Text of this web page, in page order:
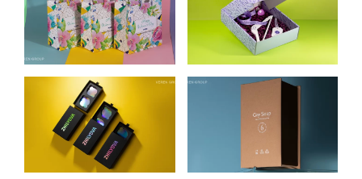
ПАКЕТЫ ДЛЯ MARS
UKRAINE
ДЛЯ ДОСТАВКИ
ОДЕЖДЫ
УПАКОВКА ДЛЯ
ZHILYOVA LINGERIE
МЫЛА РУЧНОЙ
РАБОТЫ GAY SOAP